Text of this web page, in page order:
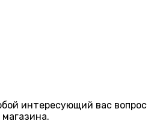
интересующий вас вопрос